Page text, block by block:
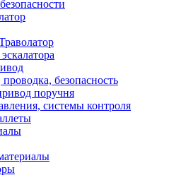
безопасность
поручня
системы контроля